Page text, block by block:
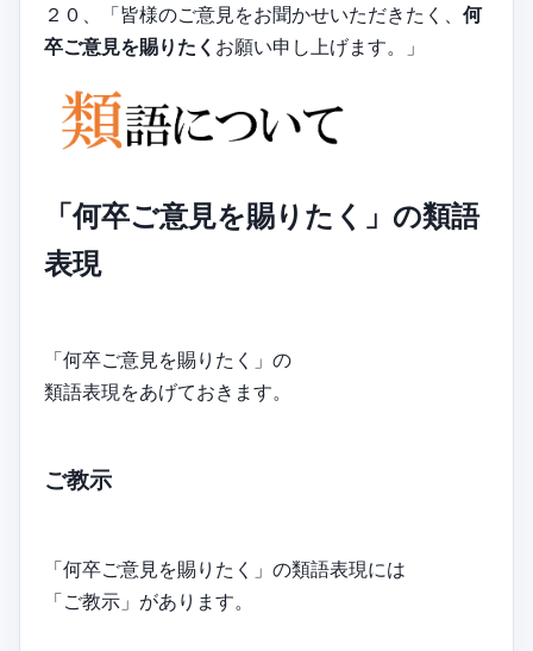
２０、「皆様のご意見をお聞かせいただきたく、 何
卒ご意見を賜りたく お願い申し上げます。」
「何卒ご意見を賜りたく」の類語
表現
「何卒ご意見を賜りたく」の
類語表現をあげておきます。
ご教示
「何卒ご意見を賜りたく」の類語表現には
「ご教示」があります。